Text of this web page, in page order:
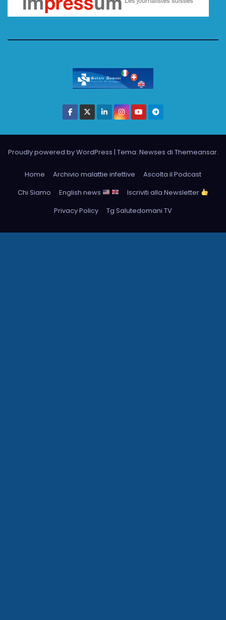
Proudly powered by WordPress | Tema: Newses di Themeansar.
Home Archivio malattie infettive
Ascolta il Podcast
Chi Siamo
English news
Iscriviti alla Newsletter
Privacy Policy
Tg Salutedomani TV